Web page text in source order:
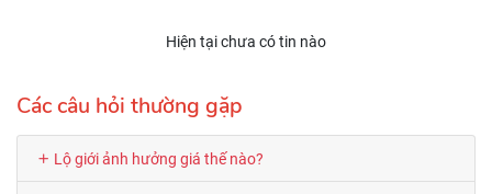
Hiện tại chưa có tin nào
Các câu hỏi thường gặp
Lộ giới ảnh hưởng giá thế nào?